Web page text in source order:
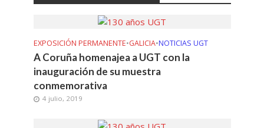
EXPOSICIÓN PERMANENTE•GALICIA•NOTICIAS UGT
A Coruña homenajea a UGT con la
inauguración de su muestra
conmemorativa
4 julio, 2019